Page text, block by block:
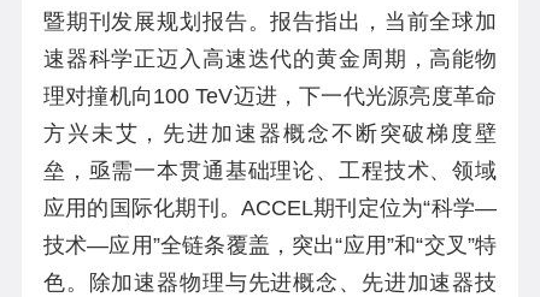
暨期刊发展规划报告。报告指出，当前全球加
速器科学正迈入高速迭代的黄金周期，高能物
理对撞机向100 TeV迈进，下一代光源亮度革命
方兴未艾，先进加速器概念不断突破梯度壁
垒，亟需一本贯通基础理论、工程技术、领域
应用的国际化期刊。ACCEL期刊定位为“科学—
技术—应用”全链条覆盖，突出“应用”和“交叉”特
色。除加速器物理与先进概念、先进加速器技